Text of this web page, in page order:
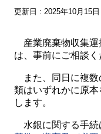
更新日 : 2025年10月15日
産業廃棄物収集運
は、事前にご相談く
また、同日に複数
類はいずれかに原
します。
水銀に関する手続